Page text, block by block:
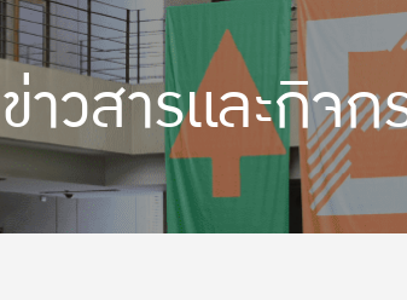
ข่าวสารและกิจ